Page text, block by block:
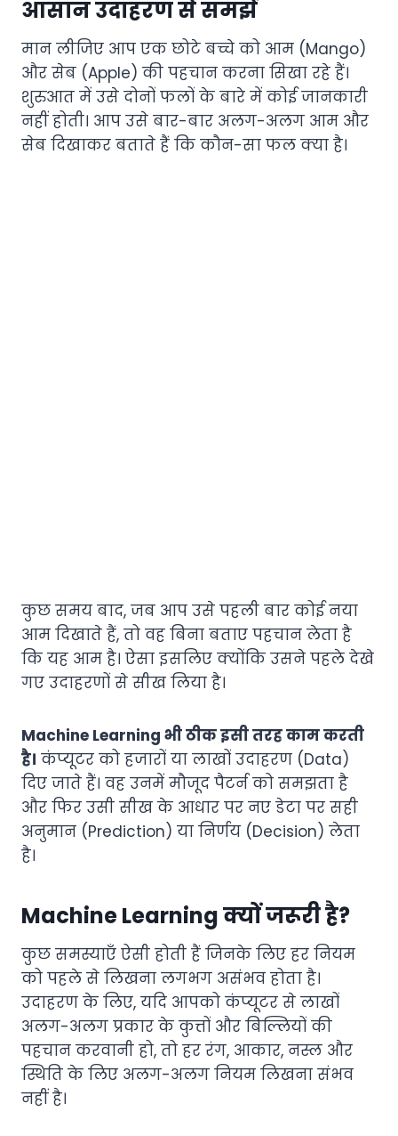
आसान उदाहरण से समझें
मान लीजिए आप एक छोटे बच्चे को आम (Mango)
और सेब (Apple) की पहचान करना सिखा रहे हैं।
शुरुआत में उसे दोनों फलों के बारे में कोई जानकारी
नहीं होती। आप उसे बार-बार अलग-अलग आम और
सेब दिखाकर बताते हैं कि कौन-सा फल क्या है।
कुछ समय बाद, जब आप उसे पहली बार कोई नया
आम दिखाते हैं, तो वह बिना बताए पहचान लेता है
कि यह आम है। ऐसा इसलिए क्योंकि उसने पहले देखे
गए उदाहरणों से सीख लिया है।
Machine Learning भी ठीक इसी तरह काम करती
है। कंप्यूटर को हजारों या लाखों उदाहरण (Data)
दिए जाते हैं। वह उनमें मौजूद पैटर्न को समझता है
और फिर उसी सीख के आधार पर नए डेटा पर सही
अनुमान (Prediction) या निर्णय (Decision) लेता
है।
Machine Learning क्यों जरूरी है?
कुछ समस्याएँ ऐसी होती हैं जिनके लिए हर नियम
को पहले से लिखना लगभग असंभव होता है।
उदाहरण के लिए, यदि आपको कंप्यूटर से लाखों
अलग-अलग प्रकार के कुत्तों और बिल्लियों की
पहचान करवानी हो, तो हर रंग, आकार, नस्ल और
स्थिति के लिए अलग-अलग नियम लिखना संभव
नहीं है।